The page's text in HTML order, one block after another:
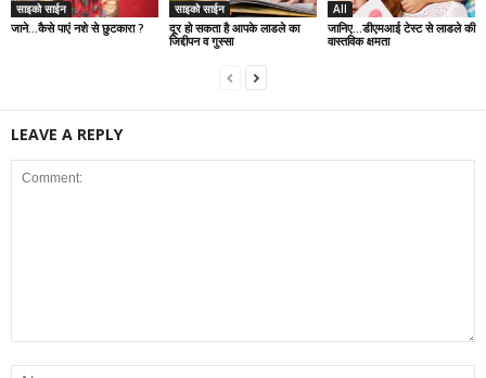
साइको साईन
जाने…कैसे पाएं नशे से छुटकारा ?
साइको साईन
दूर हो सकता है आपके लाडले का
जिद्दीपन व गुस्सा
All
जानिए…डीएमआई टेस्ट से लाडले की
वास्तविक क्षमता
LEAVE A REPLY